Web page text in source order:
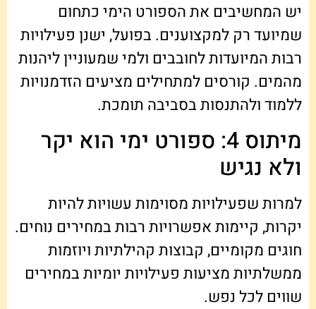
יש המחשיבים את הספורט הימי כתחום
שמיועד רק למקצוענים. בפועל, ישנן פעילויות
רבות המיועדות לחובבים ולמי שמעוניין ליהנות
מהמים. קורסים למתחילים מציעים הזדמנויות
ללמוד ולהתנסות בסביבה תומכת.
מיתוס 4: ספורט ימי הוא יקר
ולא נגיש
למרות שפעילויות מסוימות עשויות להיות
יקרות, קיימות אפשרויות רבות במחירים נוחים.
חוגים מקומיים, קבוצות קהילתיות ויוזמות
ממשלתיות מציעות פעילויות יומיות במחירים
שווים לכל נפש.